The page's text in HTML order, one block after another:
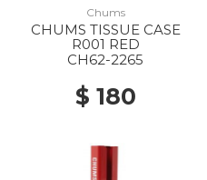
Chums
CHUMS TISSUE CASE
R001 RED
CH62-2265
$ 180